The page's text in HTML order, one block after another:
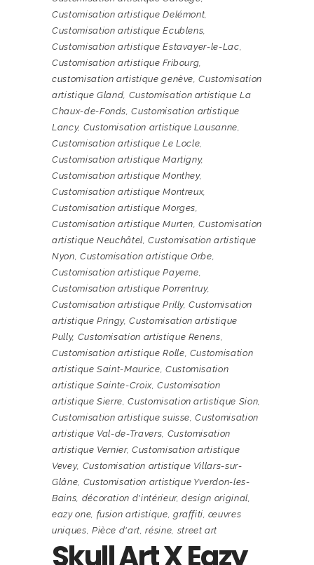
Customisation artistique Delémont,
Customisation artistique Ecublens,
Customisation artistique Estavayer-le-Lac,
Customisation artistique Fribourg,
customisation artistique genève,Customisation
artistique Gland, Customisation artistique La
Chaux-de-Fonds,Customisation artistique
Lancy, Customisation artistique Lausanne,
Customisation artistique Le Locle,
Customisation artistique Martigny,
Customisation artistique Monthey,
Customisation artistique Montreux,
Customisation artistique Morges,
Customisation artistique Murten,Customisation
artistique Neuchâtel,Customisation artistique
Nyon, Customisation artistique Orbe,
Customisation artistique Payerne,
Customisation artistique Porrentruy,
Customisation artistique Prilly,Customisation
artistique Pringy,Customisation artistique
Pully, Customisation artistique Renens,
Customisation artistique Rolle, Customisation
artistique Saint-Maurice, Customisation
artistique Sainte-Croix,Customisation
artistique Sierre,Customisation artistique Sion,
Customisation artistique suisse,Customisation
artistique Val-de-Travers, Customisation
artistique Vernier,Customisation artistique
Vevey, Customisation artistique Villars-sur-
Glâne, Customisation artistique Yverdon-les-
Bains, décoration d'intérieur,design original,
eazy one, fusion artistique, graffiti,œuvres
uniques, Pièce d'art,résine, street art
Skull Art X Eazy